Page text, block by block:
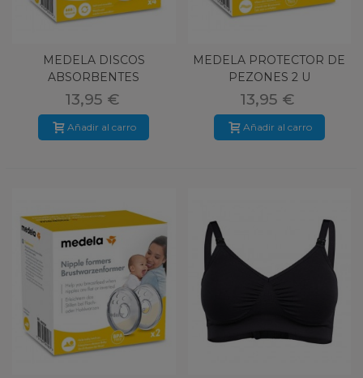
MEDELA DISCOS
ABSORBENTES
LAVABLES 4 UN
13,95 €
Añadir al carro
MEDELA PROTECTOR DE
PEZONES 2 U
13,95 €
Añadir al carro